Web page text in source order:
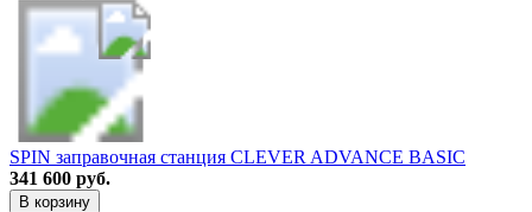
SPIN заправочная станция CLEVER ADVANCE BASIC
341 600 руб.
В корзину